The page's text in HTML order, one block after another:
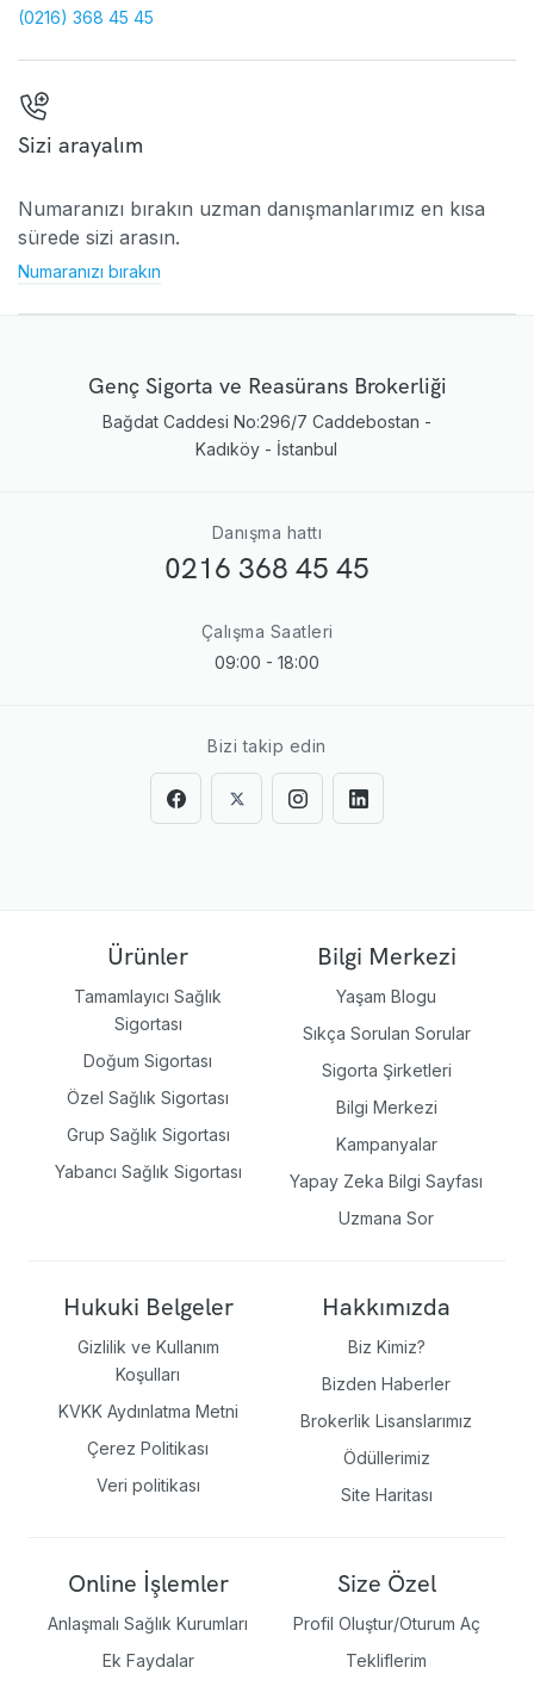
(0216) 368 45 45
Sizi arayalım
Numaranızı bırakın uzman danışmanlarımız en kısa
sürede sizi arasın.
Numaranızı bırakın
Genç Sigorta ve Reasürans Brokerliği
Bağdat Caddesi No:296/7 Caddebostan -
Kadıköy - İstanbul
Danışma hattı
0216 368 45 45
Çalışma Saatleri
09:00 - 18:00
Bizi takip edin
Ürünler
Tamamlayıcı Sağlık
Sigortası
Doğum Sigortası
Özel Sağlık Sigortası
Grup Sağlık Sigortası
Yabancı Sağlık Sigortası
Bilgi Merkezi
Yaşam Blogu
Sıkça Sorulan Sorular
Sigorta Şirketleri
Bilgi Merkezi
Kampanyalar
Yapay Zeka Bilgi Sayfası
Uzmana Sor
Hukuki Belgeler
Gizlilik ve Kullanım
Koşulları
KVKK Aydınlatma Metni
Çerez Politikası
Veri politikası
Hakkımızda
Biz Kimiz?
Bizden Haberler
Brokerlik Lisanslarımız
Ödüllerimiz
Site Haritası
Online İşlemler
Anlaşmalı Sağlık Kurumları
Ek Faydalar
Size Özel
Profil Oluştur/Oturum Aç
Tekliflerim